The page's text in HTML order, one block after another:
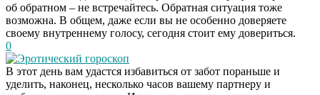
об обратном – не встречайтесь. Обратная ситуация тоже
возможна. В общем, даже если вы не особенно доверяете
своему внутреннему голосу, сегодня стоит ему довериться.
0
Эротический гороскоп
В этот день вам удастся избавиться от забот пораньше и
уделить, наконец, несколько часов вашему партнеру и